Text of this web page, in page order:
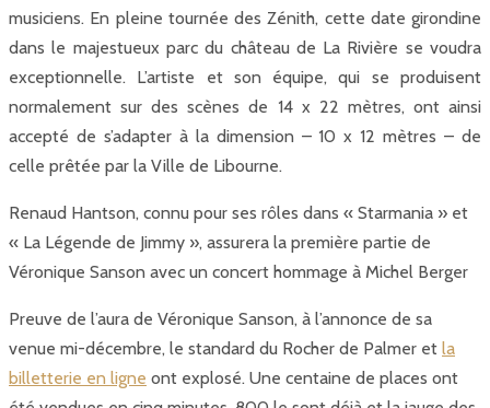
musiciens. En pleine tournée des Zénith, cette date girondine
dans le majestueux parc du château de La Rivière se voudra
exceptionnelle. L’artiste et son équipe, qui se produisent
normalement sur des scènes de 14 x 22 mètres, ont ainsi
accepté de s’adapter à la dimension – 10 x 12 mètres – de
celle prêtée par la Ville de Libourne.
Renaud Hantson, connu pour ses rôles dans « Starmania » et
« La Légende de Jimmy », assurera la première partie de
Véronique Sanson avec un concert hommage à Michel Berger
Preuve de l’aura de Véronique Sanson, à l’annonce de sa
venue mi-décembre, le standard du Rocher de Palmer et la
billetterie en ligne ont explosé. Une centaine de places ont